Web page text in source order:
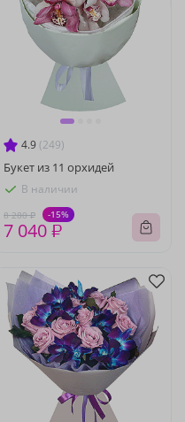
4.9 (249)
Букет из 11 орхидей
В наличии
8 280 ₽ -15%
7 040 ₽